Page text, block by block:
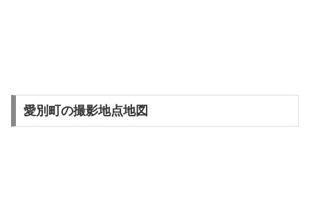
愛別町の撮影地点地図